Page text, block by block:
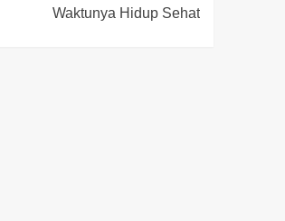
Waktunya Hidup Sehat